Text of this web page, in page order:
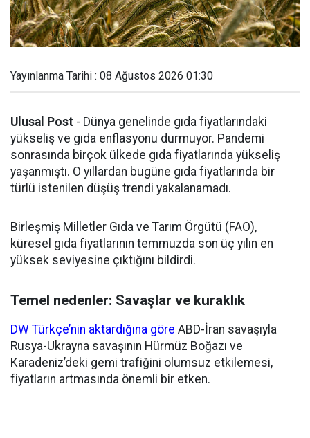
Yayınlanma Tarihi : 08 Ağustos 2026 01:30
Ulusal Post - Dünya genelinde gıda fiyatlarındaki
yükseliş ve gıda enflasyonu durmuyor. Pandemi
sonrasında birçok ülkede gıda fiyatlarında yükseliş
yaşanmıştı. O yıllardan bugüne gıda fiyatlarında bir
türlü istenilen düşüş trendi yakalanamadı.
Birleşmiş Milletler Gıda ve Tarım Örgütü (FAO),
küresel gıda fiyatlarının temmuzda son üç yılın en
yüksek seviyesine çıktığını bildirdi.
Temel nedenler: Savaşlar ve kuraklık
DW Türkçe’nin aktardığına göre ABD-İran savaşıyla
Rusya-Ukrayna savaşının Hürmüz Boğazı ve
Karadeniz’deki gemi trafiğini olumsuz etkilemesi,
fiyatların artmasında önemli bir etken.